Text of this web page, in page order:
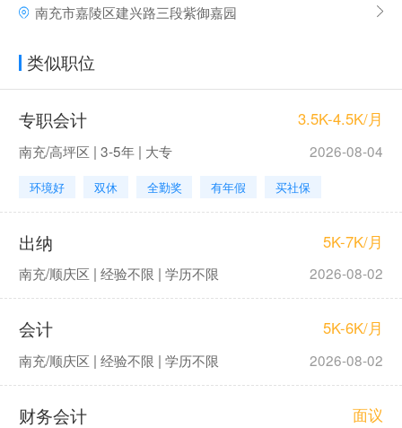
南充市嘉陵区建兴路三段紫御嘉园
类似职位
专职会计 3.5K-4.5K/月
南充/高坪区 | 3-5年 | 大专 2026-08-04
环境好 双休 全勤奖 有年假 买社保
出纳 5K-7K/月
南充/顺庆区 | 经验不限 | 学历不限 2026-08-02
会计 5K-6K/月
南充/顺庆区 | 经验不限 | 学历不限 2026-08-02
财务会计 面议